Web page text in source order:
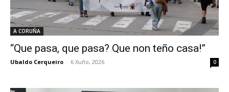
A CORUÑA
“Que pasa, que pasa? Que non teño casa!”
Ubaldo Cerqueiro - 6 Xuño, 2026 0